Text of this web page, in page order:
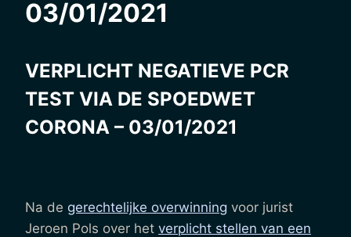
03/01/2021
VERPLICHT NEGATIEVE PCR
TEST VIA DE SPOEDWET
CORONA – 03/01/2021
Na de gerechtelijke overwinning voor jurist
Jeroen Pols over het verplicht stellen van een